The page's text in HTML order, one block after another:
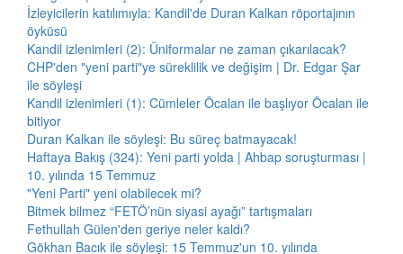
İzleyicilerin katılımıyla: Kandil'de Duran Kalkan röportajının
öyküsü
Kandil izlenimleri (2): Üniformalar ne zaman çıkarılacak?
CHP'den "yeni parti"ye süreklilik ve değişim | Dr. Edgar Şar
ile söyleşi
Kandil izlenimleri (1): Cümleler Öcalan ile başlıyor Öcalan ile
bitiyor
Duran Kalkan ile söyleşi: Bu süreç batmayacak!
Haftaya Bakış (324): Yeni parti yolda | Ahbap soruşturması |
10. yılında 15 Temmuz
"Yeni Parti" yeni olabilecek mi?
Bitmek bilmez “FETÖ’nün siyasi ayağı” tartışmaları
Fethullah Gülen'den geriye neler kaldı?
Gökhan Bacık ile söyleşi: 15 Temmuz'un 10. yılında